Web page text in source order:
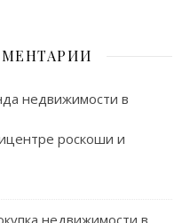
недвижимости в
роскоши и